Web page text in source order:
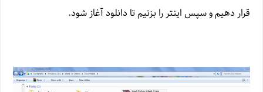
قرار دهیم و سپس اینتر را بزنیم تا دانلود آغاز شود.